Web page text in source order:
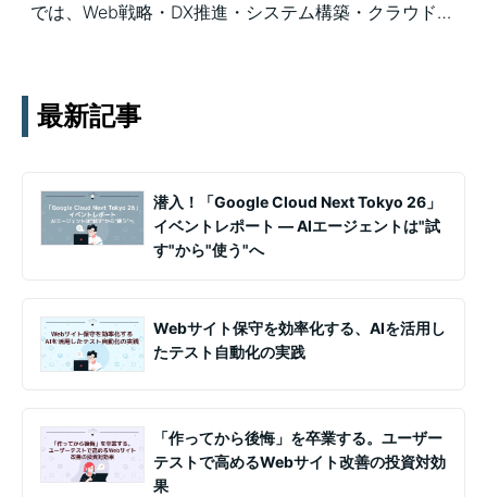
では、Web戦略・DX推進・システム構築・クラウド活
最新記事
潜入！「Google Cloud Next Tokyo 26」
イベントレポート ― AIエージェントは"試
す"から"使う"へ
Webサイト保守を効率化する、AIを活用し
たテスト自動化の実践
「作ってから後悔」を卒業する。ユーザー
テストで高めるWebサイト改善の投資対効
果